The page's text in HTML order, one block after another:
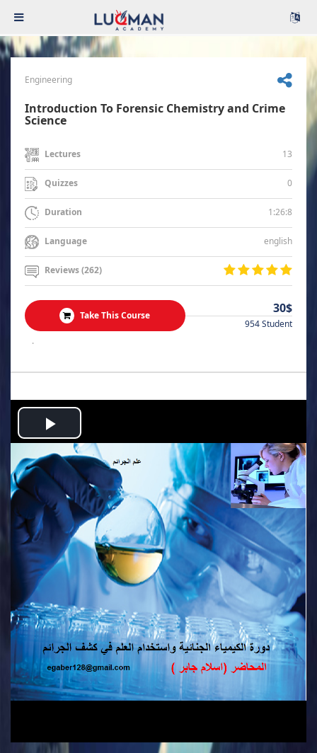
Engineering
Introduction To Forensic Chemistry and Crime
Science
Lectures 13
Quizzes 0
Duration 1:26:8
Language english
Reviews (262)
Take This Course 30$
954 Student
.
Play
Video